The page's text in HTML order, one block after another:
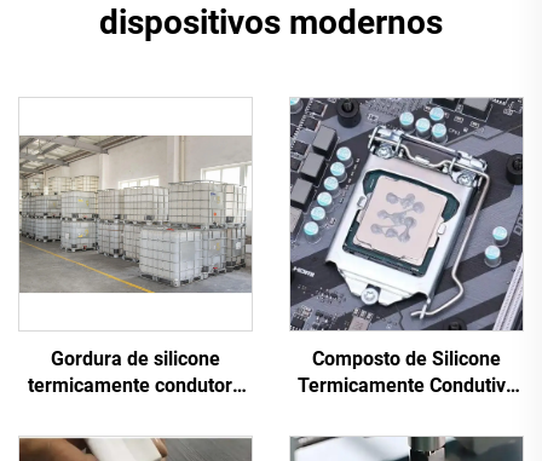
dispositivos modernos
Gordura de silicone
termicamente condutora
Composto de Silicone
Termicamente Condutivo
A&B C-628